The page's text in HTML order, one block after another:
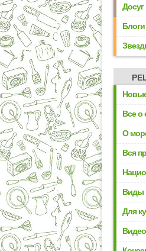
Досуг
Блоги
Все о
О
Вся
Виды
Для